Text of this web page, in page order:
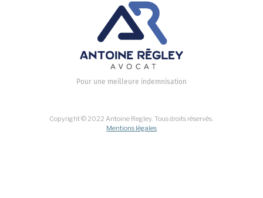
Pour une meilleure indemnisation
Copyright © 2022 Antoine Regley. Tous droits réservés.
Mentions légales